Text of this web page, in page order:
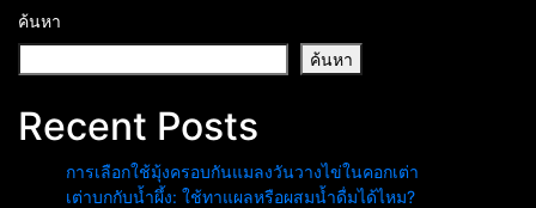
ค้นหา
ค้นหา
Recent Posts
การเลือกใช้มุ้งครอบกันแมลงวันวางไข่ในคอกเต่า
เต่าบกกับน้ำผึ้ง: ใช้ทาแผลหรือผสมน้ำดื่มได้ไหม?